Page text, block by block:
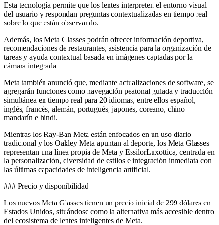
Esta tecnología permite que los lentes interpreten el entorno visual
del usuario y respondan preguntas contextualizadas en tiempo real
sobre lo que están observando.
Además, los Meta Glasses podrán ofrecer información deportiva,
recomendaciones de restaurantes, asistencia para la organización de
tareas y ayuda contextual basada en imágenes captadas por la
cámara integrada.
Meta también anunció que, mediante actualizaciones de software, se
agregarán funciones como navegación peatonal guiada y traducción
simultánea en tiempo real para 20 idiomas, entre ellos español,
inglés, francés, alemán, portugués, japonés, coreano, chino
mandarín e hindi.
Mientras los Ray-Ban Meta están enfocados en un uso diario
tradicional y los Oakley Meta apuntan al deporte, los Meta Glasses
representan una línea propia de Meta y EssilorLuxottica, centrada en
la personalización, diversidad de estilos e integración inmediata con
las últimas capacidades de inteligencia artificial.
### Precio y disponibilidad
Los nuevos Meta Glasses tienen un precio inicial de 299 dólares en
Estados Unidos, situándose como la alternativa más accesible dentro
del ecosistema de lentes inteligentes de Meta.